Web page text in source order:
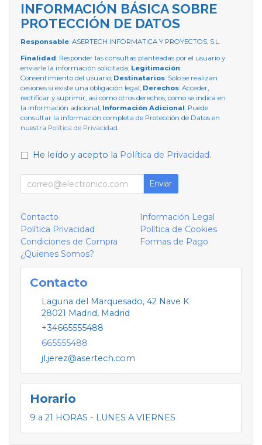
INFORMACIÓN BÁSICA SOBRE
PROTECCIÓN DE DATOS
Responsable: ASERTECH INFORMATICA Y PROYECTOS, S.L.
Finalidad: Responder las consultas planteadas por el usuario y
enviarle la información solicitada; Legitimación:
Consentimiento del usuario; Destinatarios: Solo se realizan
cesiones si existe una obligación legal; Derechos: Acceder,
rectificar y suprimir, así como otros derechos, como se indica en
la información adicional; Información Adicional: Puede
consultar la información completa de Protección de Datos en
nuestra Política de Privacidad.
He leído y acepto la Política de Privacidad.
Enviar
Contacto
Información Legal
Política Privacidad
Política de Cookies
Condiciones de Compra
Formas de Pago
¿Quienes Somos?
Contacto
Laguna del Marquesado, 42 Nave K
28021 Madrid, Madrid
+34665555488
665555488
jl.jerez@asertech.com
Horario
9 a 21 HORAS - LUNES A VIERNES